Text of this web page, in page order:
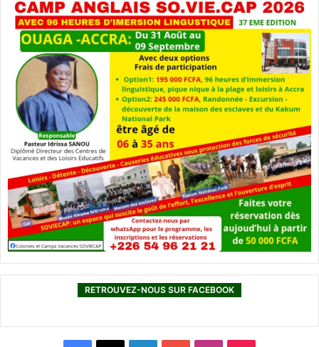
RETROUVEZ-NOUS SUR FACEBOOK